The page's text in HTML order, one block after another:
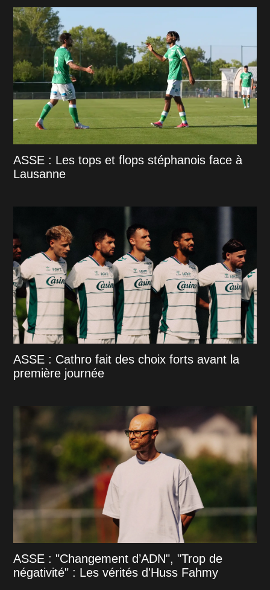
ASSE : Les tops et flops stéphanois face à
Lausanne
ASSE : Cathro fait des choix forts avant la
première journée
ASSE : "Changement d’ADN", "Trop de
négativité" : Les vérités d'Huss Fahmy